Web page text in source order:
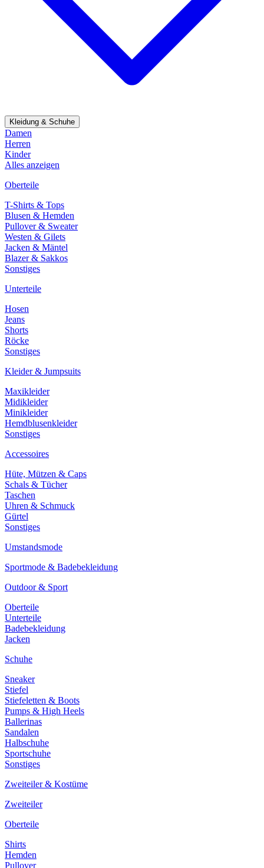
Kleidung & Schuhe
Damen
Herren
Kinder
Alles anzeigen
Oberteile
T-Shirts & Tops
Blusen & Hemden
Pullover & Sweater
Westen & Gilets
Jacken & Mäntel
Blazer & Sakkos
Sonstiges
Unterteile
Hosen
Jeans
Shorts
Röcke
Sonstiges
Kleider & Jumpsuits
Maxikleider
Midikleider
Minikleider
Hemdblusenkleider
Sonstiges
Accessoires
Hüte, Mützen & Caps
Schals & Tücher
Taschen
Uhren & Schmuck
Gürtel
Sonstiges
Umstandsmode
Sportmode & Badebekleidung
Outdoor & Sport
Oberteile
Unterteile
Badebekleidung
Jacken
Schuhe
Sneaker
Stiefel
Stiefeletten & Boots
Pumps & High Heels
Ballerinas
Sandalen
Halbschuhe
Sportschuhe
Sonstiges
Zweiteiler & Kostüme
Zweiteiler
Oberteile
Shirts
Hemden
Pullover